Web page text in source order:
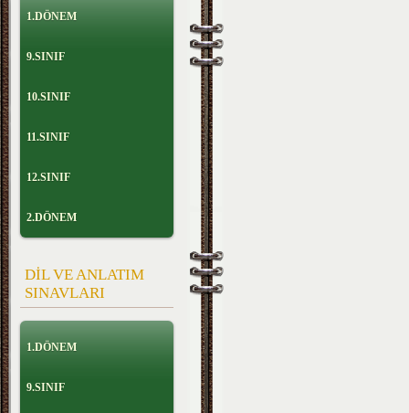
1.DÖNEM
9.SINIF
10.SINIF
11.SINIF
12.SINIF
2.DÖNEM
DİL VE ANLATIM
SINAVLARI
1.DÖNEM
9.SINIF